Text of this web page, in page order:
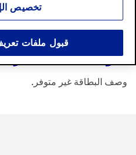
الوصفات الأكثر
وصف البطاقة غير متوفر.
تخصيص
قبول ملفات